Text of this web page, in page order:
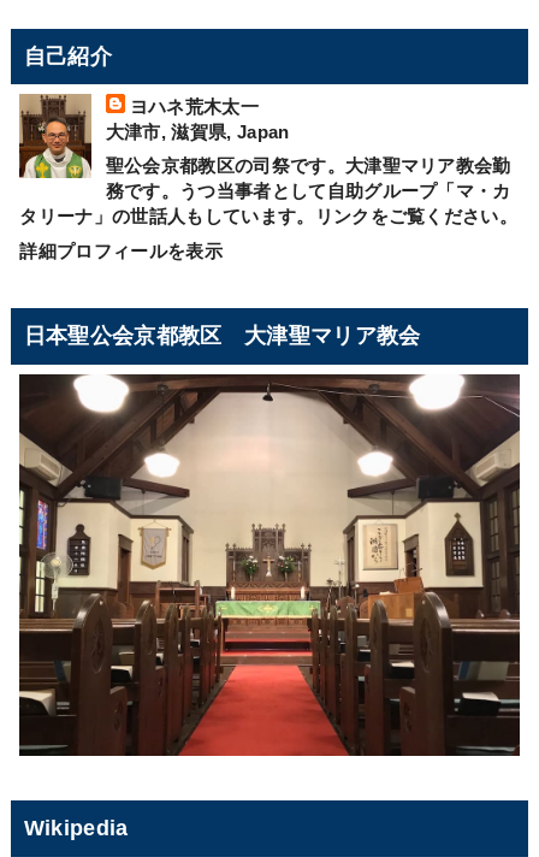
自己紹介
ヨハネ荒木太一
大津市, 滋賀県, Japan
聖公会京都教区の司祭です。大津聖マリア教会勤
務です。うつ当事者として自助グループ「マ・カ
タリーナ」の世話人もしています。リンクをご覧ください。
詳細プロフィールを表示
日本聖公会京都教区 大津聖マリア教会
Wikipedia